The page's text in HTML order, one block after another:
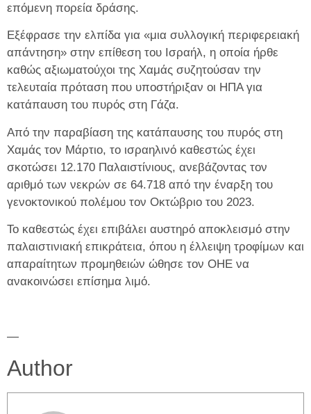
επόμενη πορεία δράσης.
Εξέφρασε την ελπίδα για «μια συλλογική περιφερειακή
απάντηση» στην επίθεση του Ισραήλ, η οποία ήρθε
καθώς αξιωματούχοι της Χαμάς συζητούσαν την
τελευταία πρόταση που υποστήριξαν οι ΗΠΑ για
κατάπαυση του πυρός στη Γάζα.
Από την παραβίαση της κατάπαυσης του πυρός στη
Χαμάς τον Μάρτιο, το ισραηλινό καθεστώς έχει
σκοτώσει 12.170 Παλαιστίνιους, ανεβάζοντας τον
αριθμό των νεκρών σε 64.718 από την έναρξη του
γενοκτονικού πολέμου τον Οκτώβριο του 2023.
Το καθεστώς έχει επιβάλει αυστηρό αποκλεισμό στην
παλαιστινιακή επικράτεια, όπου η έλλειψη τροφίμων και
απαραίτητων προμηθειών ώθησε τον ΟΗΕ να
ανακοινώσει επίσημα λιμό.
—
Author